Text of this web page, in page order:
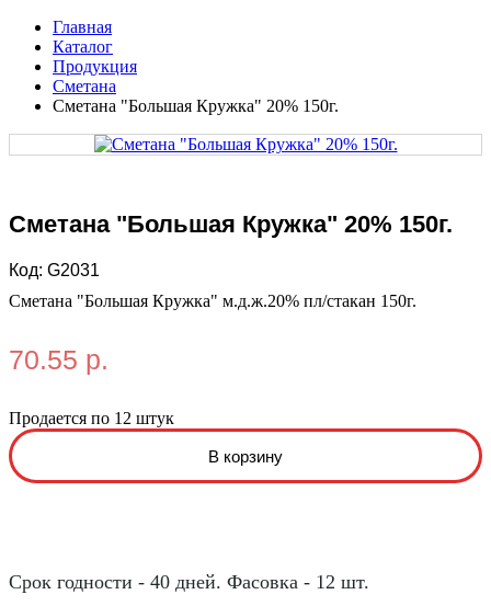
Главная
Каталог
Продукция
Сметана
Сметана "Большая Кружка" 20% 150г.
Сметана "Большая Кружка" 20% 150г.
Код: G2031
Сметана "Большая Кружка" м.д.ж.20% пл/стакан 150г.
70.55 р.
Продается по 12 штук
Срок годности - 40 дней. Фасовка - 12 шт.